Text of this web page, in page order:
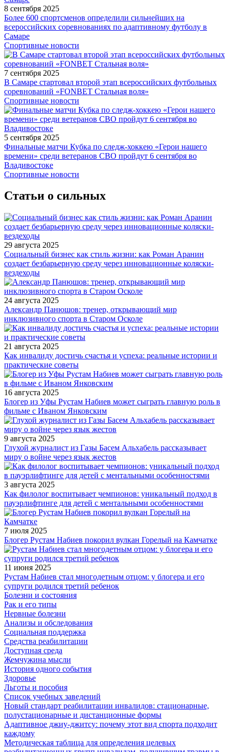
8 сентября 2025
Более 600 спортсменов определили сильнейших на
всероссийских соревнованиях по адаптивному футболу в
Самаре
Спортивные новости
7 сентября 2025
В Самаре стартовал второй этап всероссийских футбольных
соревнований «FONBET Стальная воля»
Спортивные новости
5 сентября 2025
Финальные матчи Кубка по следж-хоккею «Герои нашего
времени» среди ветеранов СВО пройдут 6 сентября во
Владивостоке
Спортивные новости
Статьи о сильных
29 августа 2025
Социальный бизнес как стиль жизни: как Роман Аранин
создает безбарьерную среду через инновационные коляски-
вездеходы
24 августа 2025
Александр Панюшов: тренер, открывающий мир
инклюзивного спорта в Старом Осколе
21 августа 2025
Как инвалиду достичь счастья и успеха: реальные истории и
практические советы
16 августа 2025
Блогер из Уфы Рустам Набиев может сыграть главную роль в
фильме с Иваном Янковским
9 августа 2025
Глухой журналист из Газы Басем Альхабель рассказывает
миру о войне через язык жестов
3 августа 2025
Как филолог воспитывает чемпионов: уникальный подход в
пауэрлифтинге для детей с ментальными особенностями
7 июля 2025
Блогер Рустам Набиев покорил вулкан Горелый на Камчатке
11 июня 2025
Рустам Набиев стал многодетным отцом: у блогера и его
супруги родился третий ребенок
Болезни и состояния
Рак и его типы
Нервные болезни
Анализы и обследования
Социальная поддержка
Средства реабилитации
Доступная среда
Жемчужина мысли
История одного события
Здоровье
Льготы и пособия
Список учебных заведений
Новый стандарт реабилитации инвалидов: стационарные,
полустационарные и дистанционные формы
Адаптивное джиу-джитсу: почему этот вид спорта подходит
каждому
Методическая таблица для определения целевых